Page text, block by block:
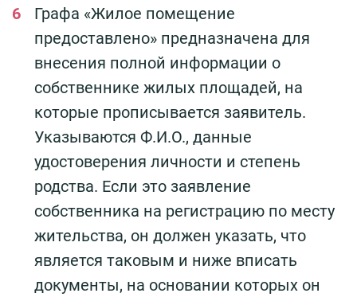
Графа «Жилое помещение
предоставлено» предназначена для
внесения полной информации о
собственнике жилых площадей, на
которые прописывается заявитель.
Указываются Ф.И.О., данные
удостоверения личности и степень
родства. Если это заявление
собственника на регистрацию по месту
жительства, он должен указать, что
является таковым и ниже вписать
документы, на основании которых он